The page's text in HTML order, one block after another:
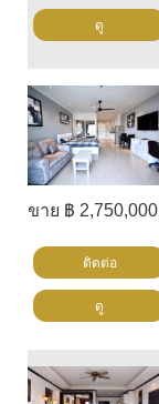
ดู
ขาย ฿ 2,750,000
ติดต่อ
ดู